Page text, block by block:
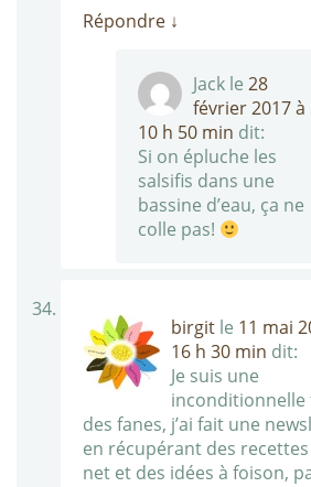
Répondre ↓
Jack le 28
février 2017 à
10 h 50 min dit:
Si on épluche les
salsifis dans une
bassine d’eau, ça ne
colle pas!
birgit le 11 mai
16 h 30 min dit:
Je suis une
inconditionnelle
des fanes, j’ai fait une
en récupérant des
net et des idées à foison,